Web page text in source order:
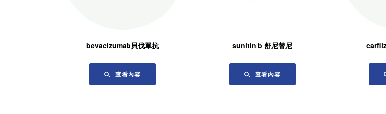
bevacizumab貝伐單抗
查看內容
sunitinib 舒尼替尼
查看內容